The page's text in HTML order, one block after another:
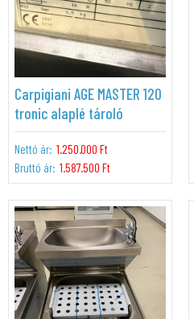
Carpigiani AGE MASTER 120
tronic alaplé tároló
Nettó ár: 1.250.000 Ft
Bruttó ár: 1.587.500 Ft